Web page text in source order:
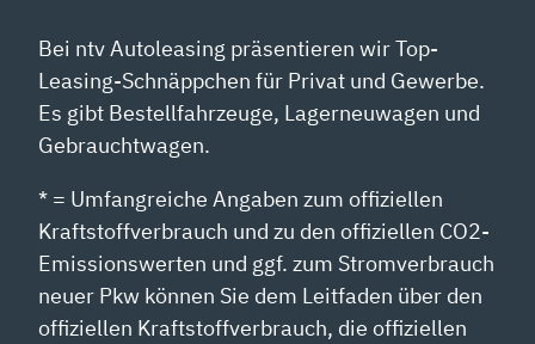
Bei ntv Autoleasing präsentieren wir Top-
Leasing-Schnäppchen für Privat und Gewerbe.
Es gibt Bestellfahrzeuge, Lagerneuwagen und
Gebrauchtwagen.
* = Umfangreiche Angaben zum offiziellen
Kraftstoffverbrauch und zu den offiziellen CO2-
Emissionswerten und ggf. zum Stromverbrauch
neuer Pkw können Sie dem Leitfaden über den
offiziellen Kraftstoffverbrauch, die offiziellen